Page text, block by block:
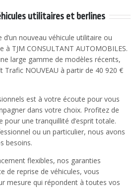
utilitaires et berlines
nouveau véhicule utilitaire ou
à TJM CONSULTANT AUTOMOBILES.
large gamme de modèles récents,
Trafic NOUVEAU à partir de 40 920 €
est à votre écoute pour vous
dans votre choix. Profitez de
pour une tranquillité d’esprit totale.
ou un particulier, nous avons
besoins.
flexibles, nos garanties
de reprise de véhicules, vous
mesure qui répondent à toutes vos